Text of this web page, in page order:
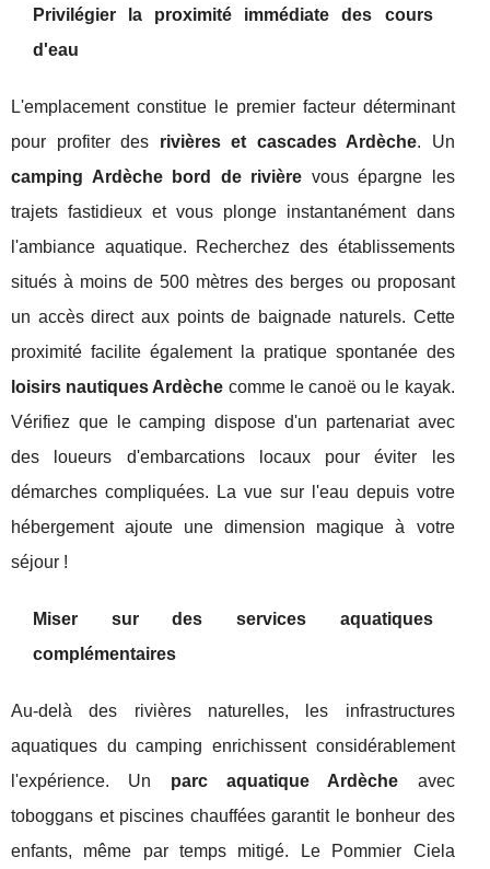
Privilégier la proximité immédiate des cours
d'eau
L'emplacement constitue le premier facteur déterminant
pour profiter des rivières et cascades Ardèche. Un
camping Ardèche bord de rivière vous épargne les
trajets fastidieux et vous plonge instantanément dans
l'ambiance aquatique. Recherchez des établissements
situés à moins de 500 mètres des berges ou proposant
un accès direct aux points de baignade naturels. Cette
proximité facilite également la pratique spontanée des
loisirs nautiques Ardèche comme le canoë ou le kayak.
Vérifiez que le camping dispose d'un partenariat avec
des loueurs d'embarcations locaux pour éviter les
démarches compliquées. La vue sur l'eau depuis votre
hébergement ajoute une dimension magique à votre
séjour !
Miser sur des services aquatiques
complémentaires
Au-delà des rivières naturelles, les infrastructures
aquatiques du camping enrichissent considérablement
l'expérience. Un parc aquatique Ardèche avec
toboggans et piscines chauffées garantit le bonheur des
enfants, même par temps mitigé. Le Pommier Ciela